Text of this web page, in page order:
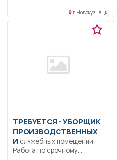
г Новокузнецк
ТРЕБУЕТСЯ - УБОРЩИК
ПРОИЗВОДСТВЕННЫХ
И служебных помещений
Работа по срочному